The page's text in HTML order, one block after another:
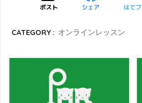
ポスト シェア はてブ
CATEGORY : オンラインレッスン